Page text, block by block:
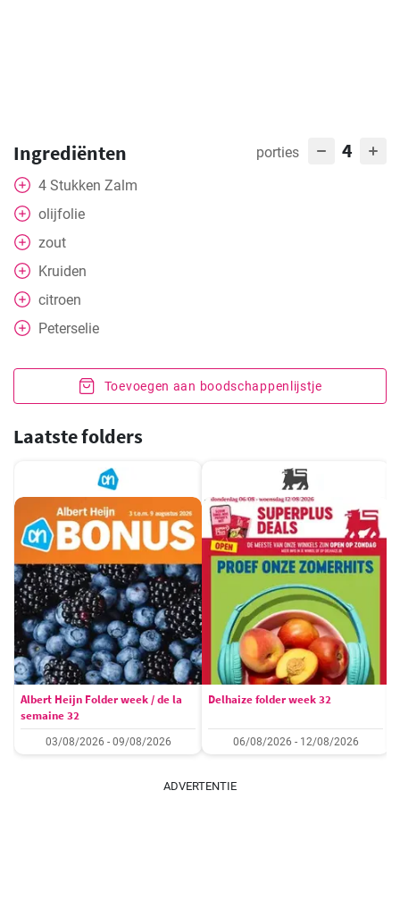
Ingrediënten porties 4
4 Stukken Zalm
olijfolie
zout
Kruiden
citroen
Peterselie
Toevoegen aan boodschappenlijstje
Laatste folders
Albert Heijn Folder week / de la
semaine 32
03/08/2026 - 09/08/2026
Delhaize folder week 32
06/08/2026 - 12/08/2026
ADVERTENTIE